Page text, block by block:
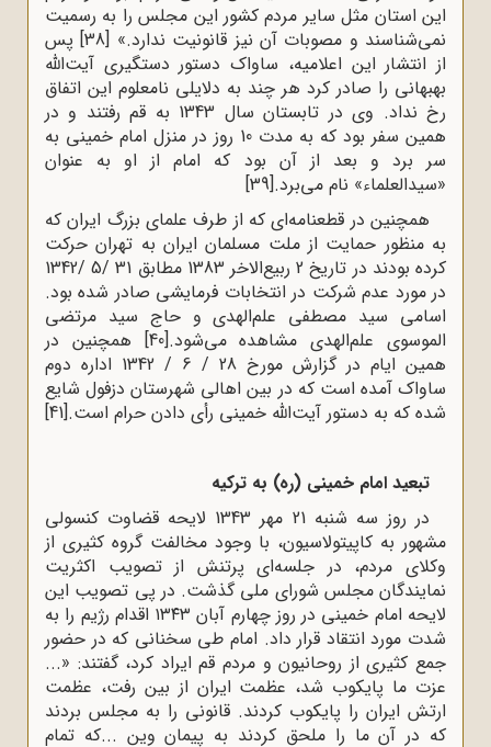
این استان مثل سایر مردم کشور این مجلس را به رسمیت
نمی‌شناسند و مصوبات آن نیز قانونیت ندارد.» [38]
پس
از انتشار این اعلامیه، ساواک دستور دستگیری آیت‌الله
بهبهانی را صادر کرد هر چند به دلایلی نامعلوم این اتفاق
رخ نداد. وی در تابستان سال 1343 به قم رفتند و در
همین سفر بود که به مدت 10 روز در منزل امام خمینی به
سر برد و بعد از آن بود که امام از او به عنوان
«سیدالعلماء» نام می‌برد.[39]
همچنین در قطعنامه‌ای که از طرف علماى بزرگ ایران که
به منظور حمایت از ملت مسلمان ایران به تهران حرکت
کرده بودند در تاریخ 2 ربیع‌الاخر 1383 مطابق 31 /5 /1342
در مورد عدم شرکت در انتخابات فرمایشی صادر شده بود.
اسامی سید مصطفى علم‌الهدى و حاج سید مرتضى
الموسوى علم‌الهدى مشاهده می‌شود.[40]
همچنین در
همین ایام در گزارش مورخ 28 / 6 / 1342 اداره دوم
ساواک آمده است که در بین اهالی شهرستان دزفول شایع
شده که به دستور آیت‌الله خمینی رأی دادن حرام است.[41]
تبعید امام خمینى (ره) به ترکیه
در روز سه شنبه 21 مهر 1343 لایحه قضاوت کنسولی
مشهور به کاپیتولاسیون، با وجود مخالفت گروه کثیری از
وکلای مردم، در جلسه‌ای پرتنش از تصویب اکثریت
نمایندگان مجلس شورای ملی گذشت. در پی تصویب این
لایحه امام خمینی در روز چهارم آبان ۱۳۴۳ اقدام رژیم را به
شدت مورد انتقاد قرار داد. امام طی سخنانی که در حضور
جمع کثیری از روحانیون و مردم قم ایراد کرد، گفتند: «...
عزت ما پایکوب شد، عظمت ایران از بین رفت، عظمت
ارتش ایران را پایکوب کردند. قانونی را به مجلس بردند
که در آن ما را ملحق کردند به پیمان وین ...که تمام